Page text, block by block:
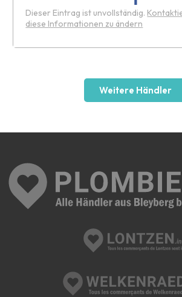
Dieser Eintrag ist unvollständig.
diese Informationen zu ändern
Weitere Händler